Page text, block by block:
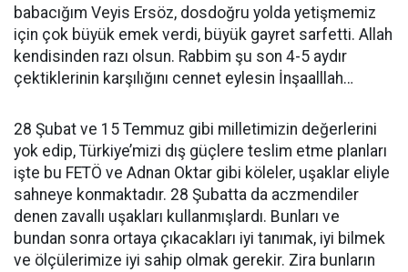
babacığım Veyis Ersöz, dosdoğru yolda yetişmemiz
için çok büyük emek verdi, büyük gayret sarfetti. Allah
kendisinden razı olsun. Rabbim şu son 4-5 aydır
çektiklerinin karşılığını cennet eylesin İnşaalllah…
28 Şubat ve 15 Temmuz gibi milletimizin değerlerini
yok edip, Türkiye’mizi dış güçlere teslim etme planları
işte bu FETÖ ve Adnan Oktar gibi köleler, uşaklar eliyle
sahneye konmaktadır. 28 Şubatta da aczmendiler
denen zavallı uşakları kullanmışlardı. Bunları ve
bundan sonra ortaya çıkacakları iyi tanımak, iyi bilmek
ve ölçülerimize iyi sahip olmak gerekir. Zira bunların